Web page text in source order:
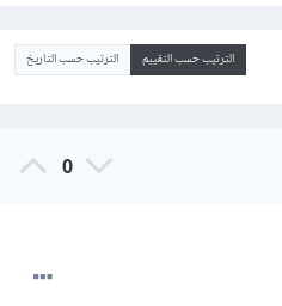
الترتيب حسب التقييم الترتيب حسب التاريخ
0